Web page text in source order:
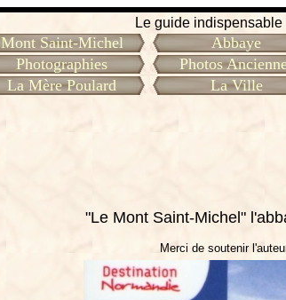
Le guide
Mont Saint-Michel Abbaye
Photographies
Photos
La Mère Poulard
La Ville
"Le Mont Saint-Michel"
Merci de soutenir